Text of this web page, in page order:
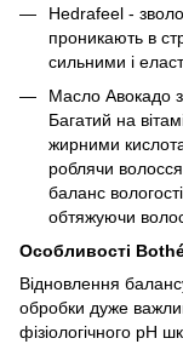
Hedrafeel -
проникають в
сильними і
Масло Авокадо з
Багатий на
жирними
роблячи
баланс
обтяжуючи
Особливості
Відновлення
обробки дуже
фізіологічного pH